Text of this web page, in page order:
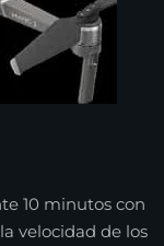
10 minutos con
velocidad de los